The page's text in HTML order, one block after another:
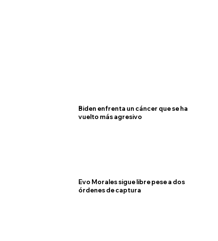
Biden enfrenta un cáncer que se ha
vuelto más agresivo
Evo Morales sigue libre pese a dos
órdenes de captura